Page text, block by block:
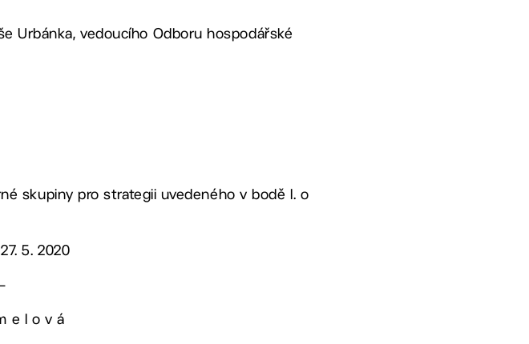
Urbánka, vedoucího Odboru hospodářské
skupiny pro strategii uvedeného v bodě I. o
5. 2020
e l o v á